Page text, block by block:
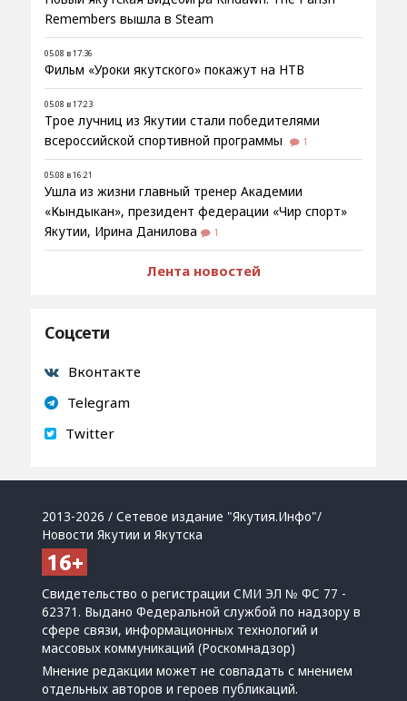
Remembers вышла в Steam
05.08 в 17:36
Фильм «Уроки якутского» покажут на НТВ
05.08 в 17:23
Трое лучниц из Якутии стали победителями
всероссийской спортивной программы
1
05.08 в 16:21
Ушла из жизни главный тренер Академии
«Кындыкан», президент федерации «Чир спорт»
Якутии, Ирина Данилова
1
Лента новостей
Соцсети
Вконтакте
Telegram
Twitter
2013-2026 / Сетевое издание "Якутия.Инфо"/
Новости Якутии и Якутска
Свидетельство о регистрации СМИ ЭЛ № ФС 77 -
62371. Выдано Федеральной службой по надзору в
сфере связи, информационных технологий и
массовых коммуникаций (Роскомнадзор)
Мнение редакции может не совпадать с мнением
отдельных авторов и героев публикаций.